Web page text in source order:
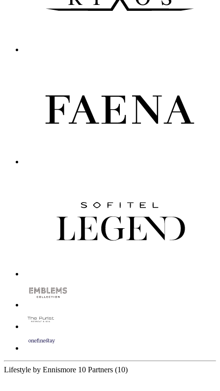
Lifestyle by Ennismore 10 Partners (10)